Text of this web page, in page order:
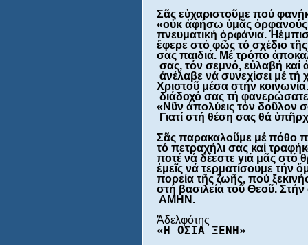
Σᾶς εὐχαριστοῦμε πού
«οὐκ ἀφήσω ὑμᾶς ὀ
πνευματική ὀρφάνια. Ἡἐ
ἔφερε στό φῶς τό σχέδιο τῆ
σας παιδιά. Μέ τρόπο ἀ
σας, τόν σεμνό, εὐλαβή καί
ἀνέλαβε νά συνεχίσει μέ τή
Χριστοῦ μέσα στήν
διάδοχό σας τή
«Ν ῦν ἀπολύεις τόν δοῦλον
Γιατί στή θέση σας θά ὑπῆ
Σᾶς παρακαλοῦμε μέ πόθο
τό πετραχήλι σας καί
ποτέ νά δέεστε γιά μᾶς στό
ἐμεῖς νά τερματίσουμε τήν ὄ
πορεία τῆς ζωῆς, πού
στή βασιλεία τοῦ Θεοῦ. Στήν
ΑΜΗΝ.
«Η ΟΣΙΑ ΞΕΝΗ»